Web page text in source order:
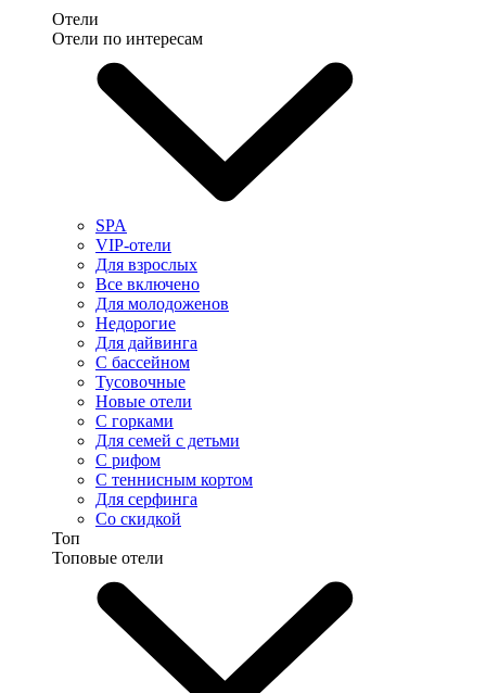
Отели
Отели по интересам
SPA
VIP-отели
Для взрослых
Все включено
Для молодоженов
Недорогие
Для дайвинга
С бассейном
Тусовочные
Новые отели
С горками
Для семей с детьми
С рифом
С теннисным кортом
Для серфинга
Со скидкой
Топ
Топовые отели